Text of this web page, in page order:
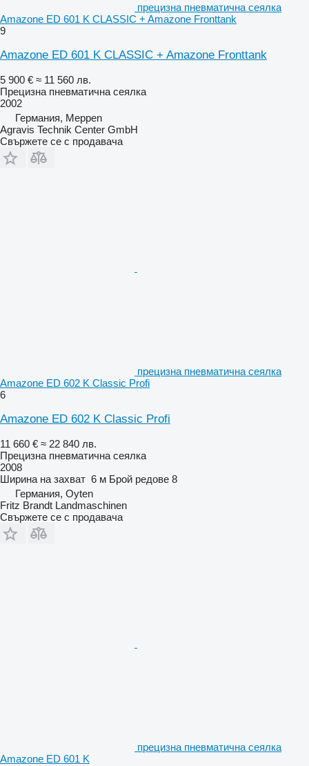
прецизна пневматична сеялка
Amazone ED 601 K CLASSIC + Amazone Fronttank
9
Amazone ED 601 K CLASSIC + Amazone Fronttank
5 900 € ≈ 11 560 лв.
Прецизна пневматична сеялка
2002
Германия, Meppen
Agravis Technik Center GmbH
Свържете се с продавача
прецизна пневматична сеялка
Amazone ED 602 K Classic Profi
6
Amazone ED 602 K Classic Profi
11 660 € ≈ 22 840 лв.
Прецизна пневматична сеялка
2008
Ширина на захват 6 м Брой редове 8
Германия, Oyten
Fritz Brandt Landmaschinen
Свържете се с продавача
прецизна пневматична сеялка
Amazone ED 601 K